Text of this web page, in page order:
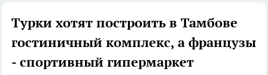
Турки хотят построить в Тамбове
гостиничный комплекс, а французы
- спортивный гипермаркет